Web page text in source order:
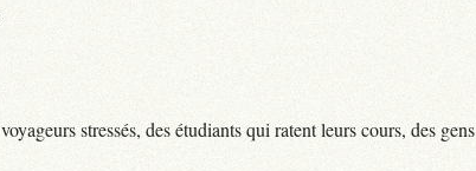
stressés, des étudiants qui ratent leurs cours, des gens